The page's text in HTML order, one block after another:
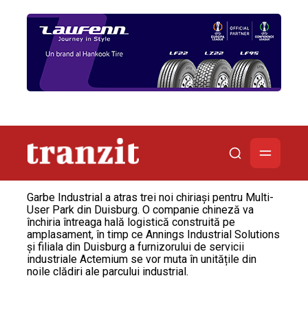
Garbe Industrial a atras trei noi chiriași pentru Multi-
User Park din Duisburg. O companie chineză va
închiria întreaga hală logistică construită pe
amplasament, în timp ce Annings Industrial Solutions
și filiala din Duisburg a furnizorului de servicii
industriale Actemium se vor muta în unitățile din
noile clădiri ale parcului industrial.